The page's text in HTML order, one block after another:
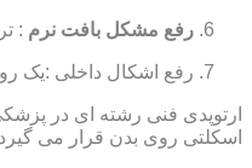
رفع مشکل بافت نرم :
رفع اشکال داخلی :یک
ارتوپدی فنی رشته ای در
اسکلتی روی بدن قرار می